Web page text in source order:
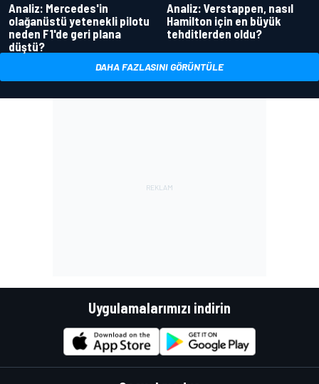
Analiz: Mercedes'in
olağanüstü yetenekli pilotu
neden F1'de geri plana
düştü?
Analiz: Verstappen, nasıl
Hamilton için en büyük
tehditlerden oldu?
DAHA FAZLASINI GÖRÜNTÜLE
Uygulamalarımızı indirin